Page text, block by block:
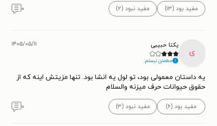
مفید بود (۱۳) مفید نبود (۲) ۰
ی
یکتا حبیبی
مطمئن نیستم.
۱۴۰۵/۰۵/۱۱
یه داستان معمولی بود، تو لول یه انشا بود. تنها مزیتش اینه که از
حقوق حیوانات حرف میزنه والسلام
مفید بود (۶) مفید نبود (۳) ۰